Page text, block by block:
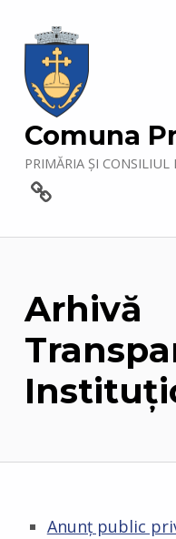
Comuna
PRIMĂRIA ȘI CONSILIUL
Contact
Arhivă
Anunț public